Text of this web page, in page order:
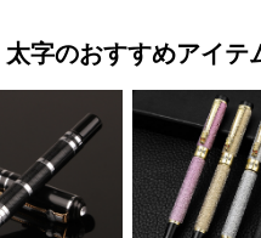
太字のおすすめアイテ